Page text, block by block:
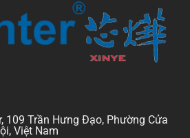
109 Trần Hưng Đạo, Phường Cửa
Việt Nam